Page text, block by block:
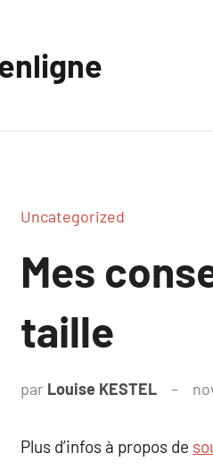
Uncategorized
Mes
taille
par Louise KESTEL
Plus d’infos à propos de